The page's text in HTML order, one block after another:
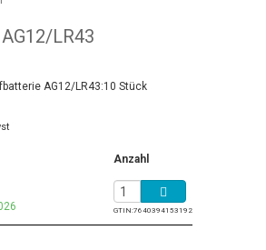
LR43
Anzahl
GTIN:7640394153192